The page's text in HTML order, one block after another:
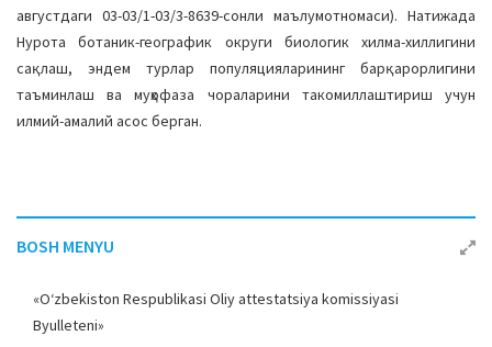
августдаги 03-03/1-03/3-8639-сонли маълумотномаси). Натижада
Нурота ботаник-географик округи биологик хилма-хиллигини
сақлаш, эндем турлар популяцияларининг барқарорлигини
таъминлаш ва муҳофаза чораларини такомиллаштириш учун
илмий-амалий асос берган.
BOSH MENYU
«O‘zbekiston Respublikasi Oliy attestatsiya komissiyasi
Byulleteni»